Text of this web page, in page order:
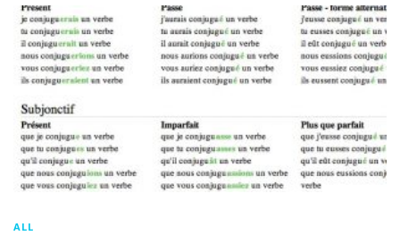
ALL